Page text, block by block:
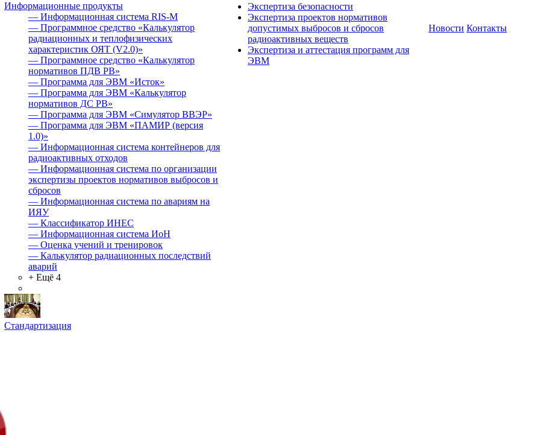
Информационные продукты
— Информационная система RIS-M
— Программное средство «Калькулятор
радиационных и теплофизических
характеристик ОЯТ (V2.0)»
— Программное средство «Калькулятор
нормативов ПДВ РВ»
— Программа для ЭВМ «Исток»
— Программа для ЭВМ «Калькулятор
нормативов ДС РВ»
— Программа для ЭВМ «Симулятор ВВЭР»
— Программа для ЭВМ «ПАМИР (версия
1.0)»
— Информационная система контейнеров для
радиоактивных отходов
— Информационная система по организации
экспертизы проектов нормативов выбросов и
сбросов
— Информационная система по авариям на
ИЯУ
— Классификатор ИНЕС
— Информационная система ИоН
— Оценка учений и тренировок
— Калькулятор радиационных последствий
аварий
+ Ещё 4
Стандартизация
Экспертиза безопасности
Экспертиза проектов нормативов
допустимых выбросов и сбросов
радиоактивных веществ
Экспертиза и аттестация программ для
ЭВМ
Новости Контакты